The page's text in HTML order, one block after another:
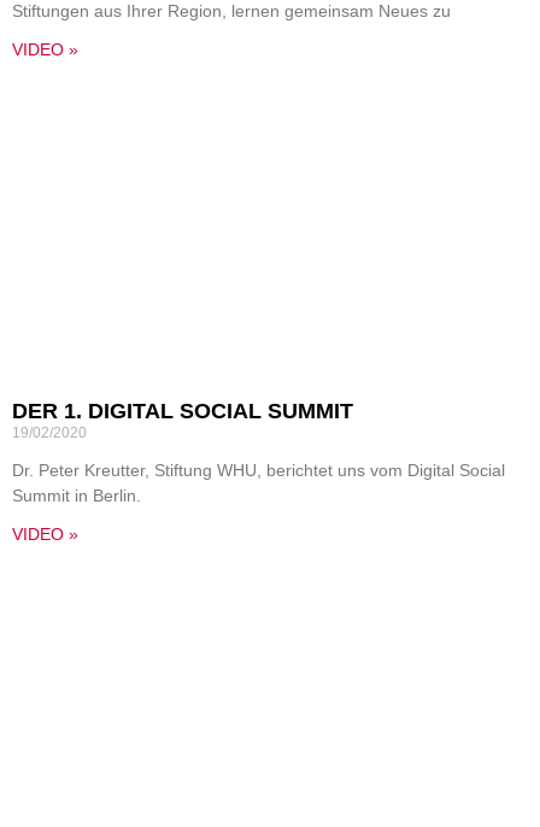
Stiftungen aus Ihrer Region, lernen gemeinsam Neues zu
VIDEO »
DER 1. DIGITAL SOCIAL SUMMIT
19/02/2020
Dr. Peter Kreutter, Stiftung WHU, berichtet uns vom Digital Social
Summit in Berlin.
VIDEO »